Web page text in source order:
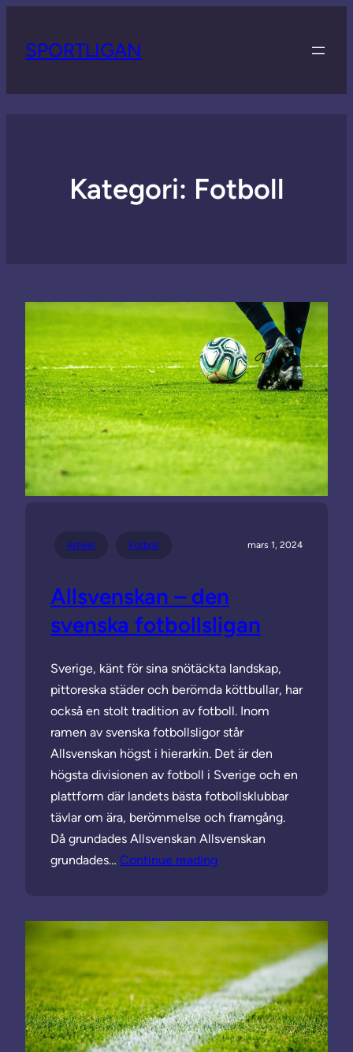
SPORTLIGAN
Kategori: Fotboll
Artikel Fotboll mars 1, 2024
Allsvenskan – den
svenska fotbollsligan
Sverige, känt för sina snötäckta landskap,
pittoreska städer och berömda köttbullar, har
också en stolt tradition av fotboll. Inom
ramen av svenska fotbollsligor står
Allsvenskan högst i hierarkin. Det är den
högsta divisionen av fotboll i Sverige och en
plattform där landets bästa fotbollsklubbar
tävlar om ära, berömmelse och framgång.
Då grundades Allsvenskan Allsvenskan
grundades… Continue reading